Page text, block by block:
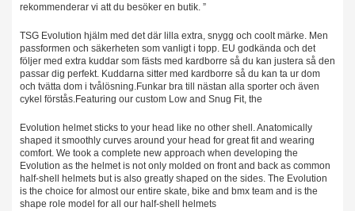
rekommenderar vi att du besöker en butik. ”
TSG Evolution hjälm med det där lilla extra, snygg och coolt märke. Men
passformen och säkerheten som vanligt i topp. EU godkända och det
följer med extra kuddar som fästs med kardborre så du kan justera så den
passar dig perfekt. Kuddarna sitter med kardborre så du kan ta ur dom
och tvätta dom i tvålösning.Funkar bra till nästan alla sporter och även
cykel förstås.Featuring our custom Low and Snug Fit, the
Evolution helmet sticks to your head like no other shell. Anatomically
shaped it smoothly curves around your head for great fit and wearing
comfort. We took a complete new approach when developing the
Evolution as the helmet is not only molded on front and back as common
half-shell helmets but is also greatly shaped on the sides. The Evolution
is the choice for almost our entire skate, bike and bmx team and is the
shape role model for all our half-shell helmets